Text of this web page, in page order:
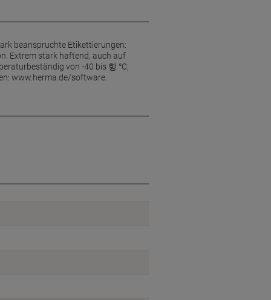
beanspruchte Etikettierungen:
Extrem stark haftend, auch auf
von -40 bis 힝 °C,
www.herma.de/software.